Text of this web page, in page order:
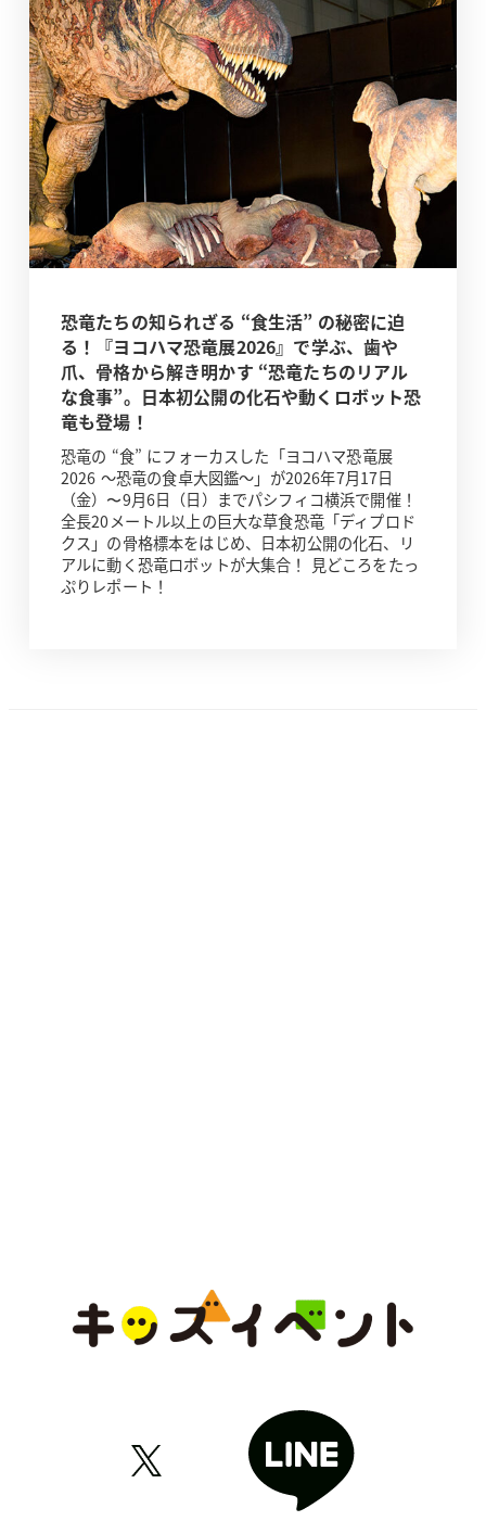
恐竜たちの知られざる “食生活” の秘密に迫
る！『ヨコハマ恐竜展2026』で学ぶ、歯や
爪、骨格から解き明かす “恐竜たちのリアル
な食事”。日本初公開の化石や動くロボット恐
竜も登場！
恐竜の “食” にフォーカスした「ヨコハマ恐竜展
2026 ～恐竜の食卓大図鑑～」が2026年7月17日
（金）〜9月6日（日）までパシフィコ横浜で開催！
全長20メートル以上の巨大な草食恐竜「ディプロド
クス」の骨格標本をはじめ、日本初公開の化石、リ
アルに動く恐竜ロボットが大集合！ 見どころをたっ
ぷりレポート！